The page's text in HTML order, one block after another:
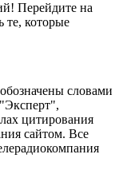
Перейдите на
те, которые
словами
цитирования
сайтом. Все